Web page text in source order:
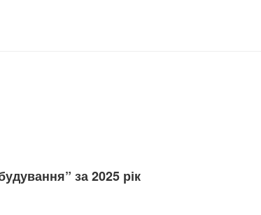
за 2025 рік